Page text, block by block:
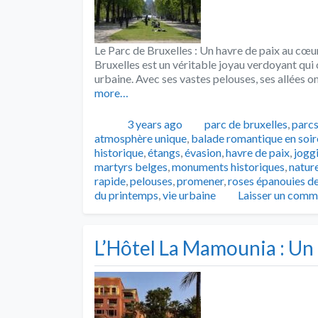
Le Parc de Bruxelles : Un havre de paix au
Bruxelles est un véritable joyau verdoyant
urbaine. Avec ses vastes pelouses, ses allées
more…
Publié3 years ago Catégories
parc de bruxelles,parcs
atmosphère unique, balade romantique en
historique,étangs,évasion,havre de paix,
martyrs belges,monuments historiques,
rapide,pelouses,promener,roses épanouies
du printemps,vie urbaine Laisser un
L’Hôtel La Mamounia :